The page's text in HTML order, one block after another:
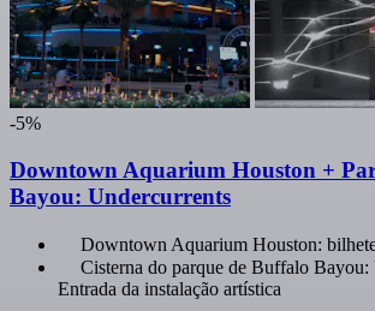
-5%
Downtown Aquarium Houston +
Bayou: Undercurrents
Downtown Aquarium Houston:
Cisterna do parque de Buffalo Bayou:
Entrada da instalação artística